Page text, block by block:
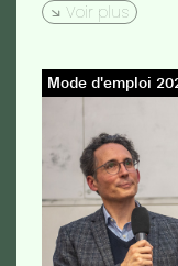
Voir plus
Mode d'emploi